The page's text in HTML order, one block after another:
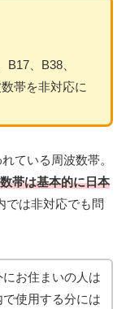
、B38、
帯を非対応に
ている周波数帯。
帯は基本的に日本
では非対応でも問
お住まいの人は
使用する分には